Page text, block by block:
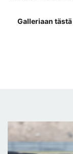
Galleriaan tästä